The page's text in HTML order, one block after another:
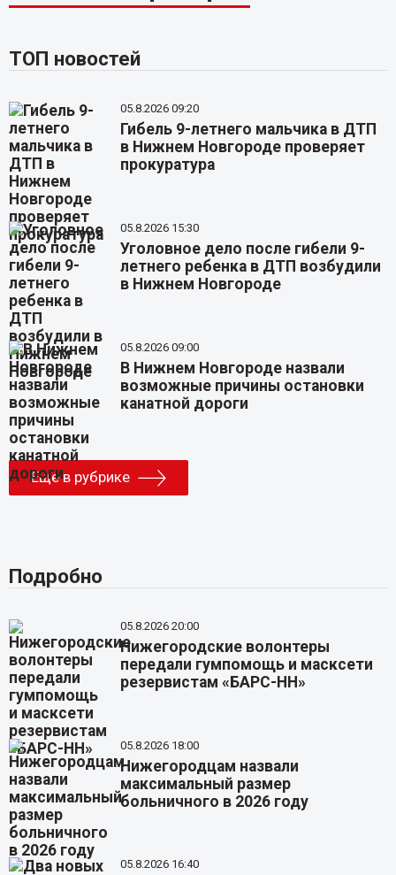
ТОП новостей
05.8.2026 09:20
Гибель 9-летнего мальчика в ДТП
в Нижнем Новгороде проверяет
прокуратура
05.8.2026 15:30
Уголовное дело после гибели 9-
летнего ребенка в ДТП возбудили
в Нижнем Новгороде
05.8.2026 09:00
В Нижнем Новгороде назвали
возможные причины остановки
канатной дороги
Еще в рубрике
Подробно
05.8.2026 20:00
Нижегородские волонтеры
передали гумпомощь и масксети
резервистам «БАРС-НН»
05.8.2026 18:00
Нижегородцам назвали
максимальный размер
больничного в 2026 году
05.8.2026 16:40